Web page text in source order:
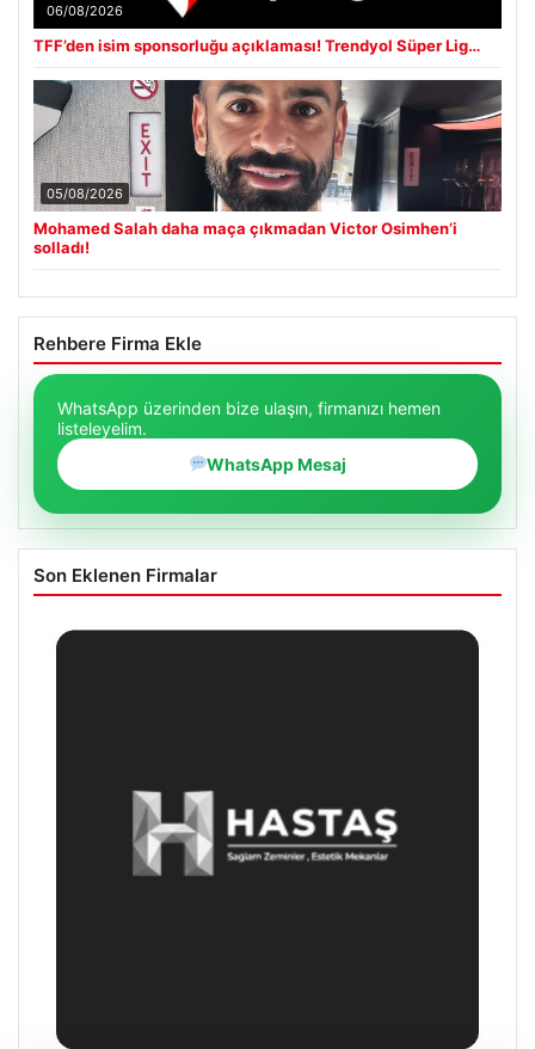
06/08/2026
TFF’den isim sponsorluğu açıklaması! Trendyol Süper Lig…
05/08/2026
Mohamed Salah daha maça çıkmadan Victor Osimhen’i
solladı!
Rehbere Firma Ekle
WhatsApp üzerinden bize ulaşın, firmanızı hemen
listeleyelim.
WhatsApp Mesaj
Son Eklenen Firmalar